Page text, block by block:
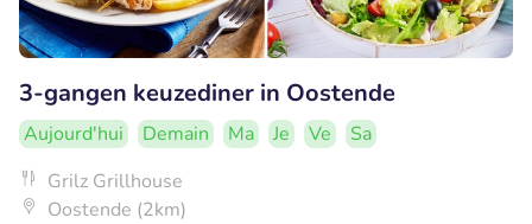
3-gangen keuzediner in Oostende
Aujourd'hui Demain Ma Je Ve
Sa
Grilz Grillhouse
Oostende (2km)